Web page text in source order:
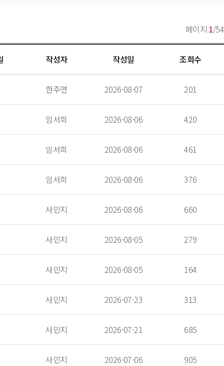
페이지 1/54
작성자 작성일 조회수
한주연 2026-08-07 201
임서희 2026-08-06 420
임서희 2026-08-06 461
임서희 2026-08-06 376
사민지 2026-08-06 660
사민지 2026-08-05 279
사민지 2026-08-05 164
사민지 2026-07-23 313
사민지 2026-07-21 685
사민지 2026-07-06 905